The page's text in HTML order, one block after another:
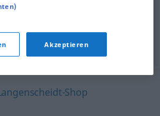
Akzeptieren